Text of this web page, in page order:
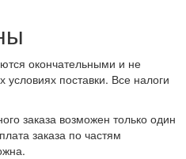
окончательными и не
поставки. Все налоги
заказа возможен только один
заказа по частям